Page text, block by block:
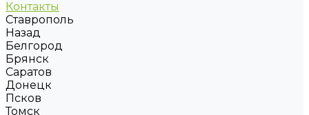
Контакты
Ставрополь
Назад
Белгород
Брянск
Саратов
Донецк
Псков
Томск